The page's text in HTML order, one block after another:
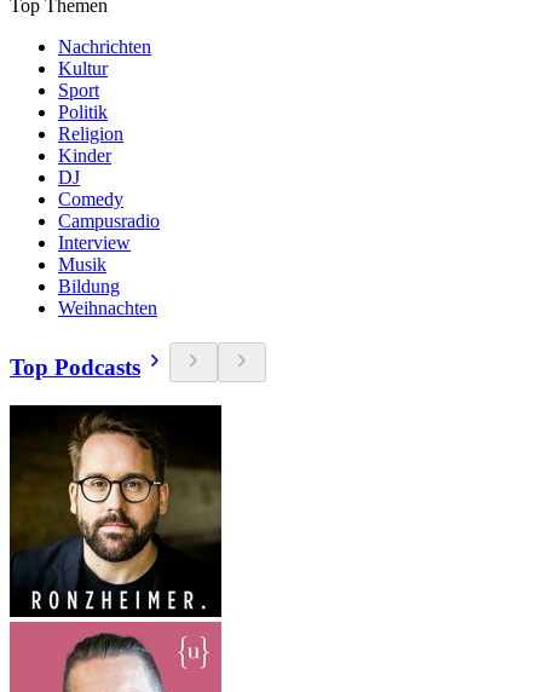
Top Themen
Nachrichten
Kultur
Sport
Politik
Religion
Kinder
DJ
Comedy
Campusradio
Interview
Musik
Bildung
Weihnachten
Top Podcasts